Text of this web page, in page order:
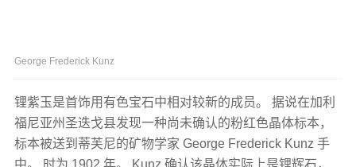
George Frederick Kunz
锂紫玉是首饰用有色宝石中相对较新的成员。 据说在加利
福尼亚州圣迭戈县发现一种尚未确认的粉红色晶体标本，
标本被送到蒂芙尼的矿物学家 George Frederick Kunz 手
中。 时为 1902 年。 Kunz 确认该晶体实际上是锂辉石，